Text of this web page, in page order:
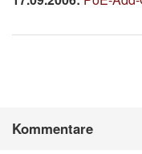
Kommentare